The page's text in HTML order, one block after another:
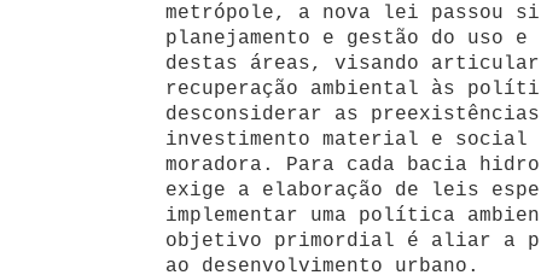
metrópole, a nova lei passou
planejamento e gestão do uso e
destas áreas, visando
recuperação ambiental às
desconsiderar as
investimento material e social
moradora. Para cada bacia
exige a elaboração de leis
implementar uma política
objetivo primordial é aliar a
ao desenvolvimento urbano.